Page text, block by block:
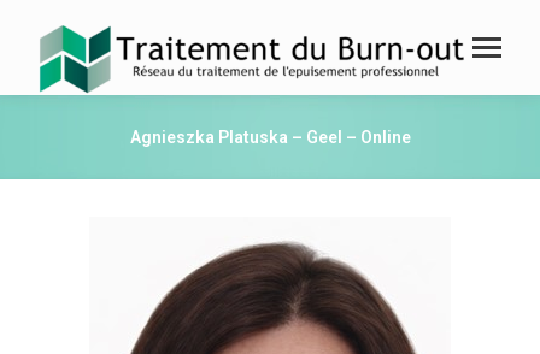
Agnieszka Platuska – Geel – Online